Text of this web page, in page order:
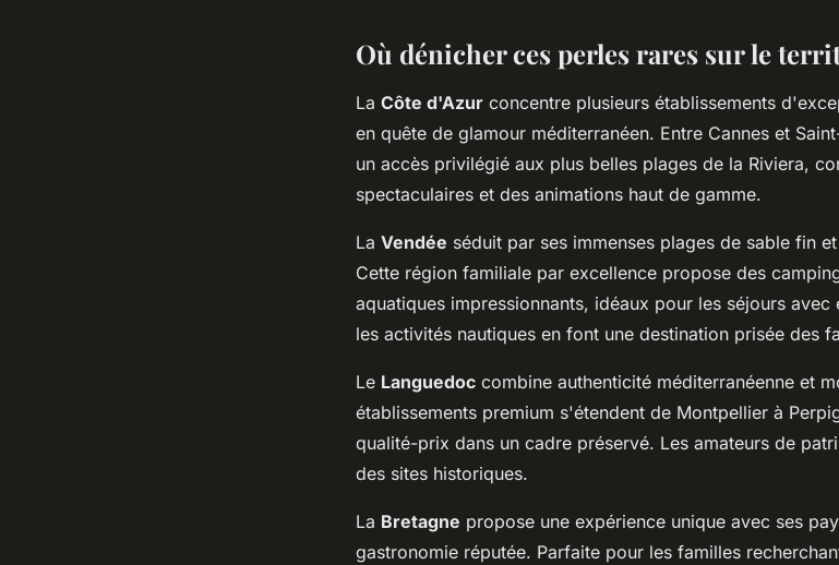
Où dénicher ces perles rares sur le
La Côte d'Azur concentre plusieurs établissements
en quête de glamour méditerranéen. Entre Cannes et
un accès privilégié aux plus belles plages de la Riviera,
spectaculaires et des animations haut de gamme.
La Vendée séduit par ses immenses plages de sable fin
Cette région familiale par excellence propose des
aquatiques impressionnants, idéaux pour les séjours
les activités nautiques en font une destination prisée des
Le Languedoc combine authenticité méditerranéenne et
établissements premium s'étendent de Montpellier à
qualité-prix dans un cadre préservé. Les amateurs de
des sites historiques.
La Bretagne propose une expérience unique avec ses
gastronomie réputée. Parfaite pour les familles